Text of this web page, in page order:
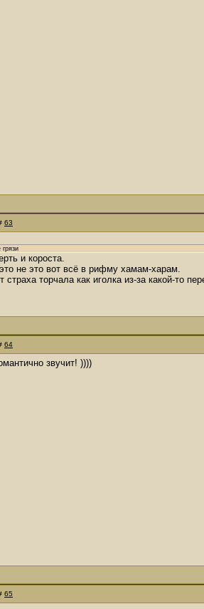
63
и короста.
не это вот всё в рифму хамам-харам.
торчала как иголка из-за какой-то
64
звучит! ))))
65